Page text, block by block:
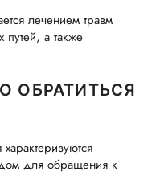
лечением травм
а также
ОБРАТИТЬСЯ
для обращения к